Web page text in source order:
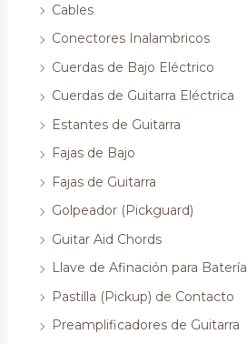
Cables
Conectores Inalambricos
Cuerdas de Bajo Eléctrico
Cuerdas de Guitarra Eléctrica
Estantes de Guitarra
Fajas de Bajo
Fajas de Guitarra
Golpeador (Pickguard)
Guitar Aid Chords
Llave de Afinación para Batería
Pastilla (Pickup) de Contacto
Preamplificadores de Guitarra